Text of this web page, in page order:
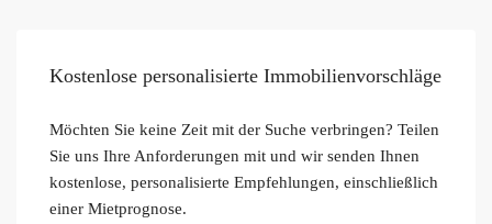
Kostenlose personalisierte Immobilienvorschläge
Möchten Sie keine Zeit mit der Suche verbringen? Teilen
Sie uns Ihre Anforderungen mit und wir senden Ihnen
kostenlose, personalisierte Empfehlungen, einschließlich
einer Mietprognose.